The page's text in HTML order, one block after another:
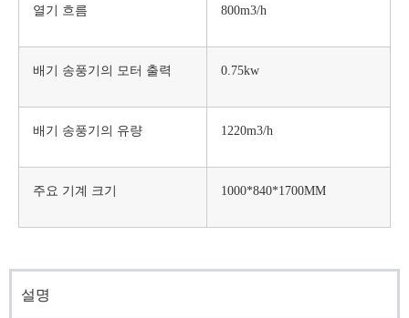
열기 흐름 800m3/h
배기 송풍기의 모터 출력 0.75kw
배기 송풍기의 유량 1220m3/h
주요 기계 크기 1000*840*1700MM
설명